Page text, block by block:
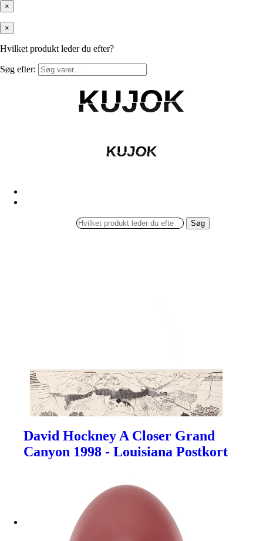
×
×
Hvilket produkt leder du efter?
Søg efter:
KUJOK
KUJOK
KUJOK
KUJOK
Søg
David Hockney A Closer Grand
Canyon 1998 - Louisiana Postkort